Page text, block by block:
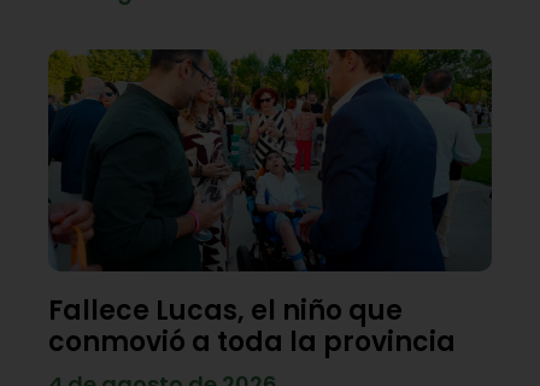
Fallece Lucas, el niño que
conmovió a toda la provincia